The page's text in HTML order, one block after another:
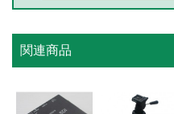
関連商品